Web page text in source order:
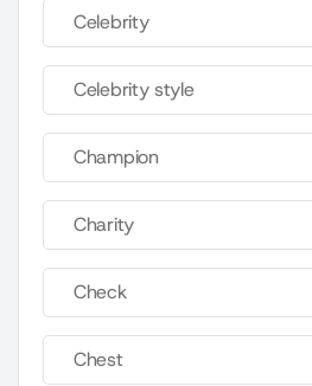
Celebrity
Celebrity style
Champion
Charity
Check
Chest